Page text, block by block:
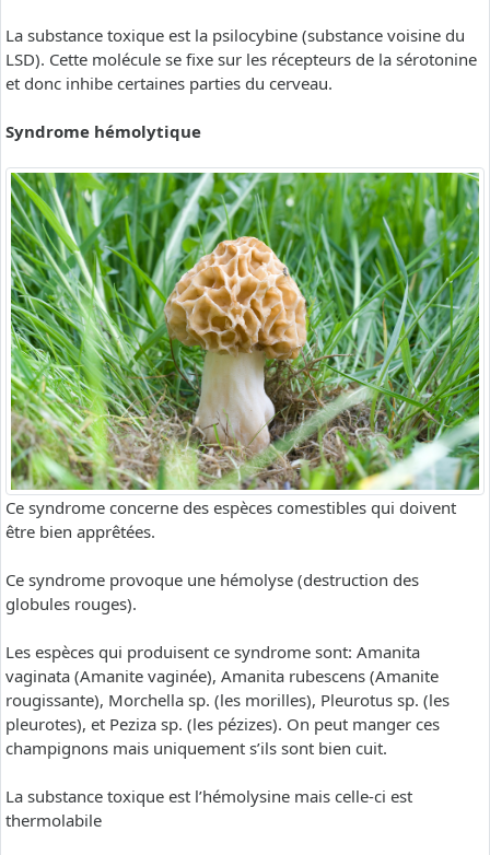
La substance toxique est la psilocybine (substance voisine du
LSD). Cette molécule se fixe sur les récepteurs de la sérotonine
et donc inhibe certaines parties du cerveau.
Syndrome hémolytique
Ce syndrome concerne des espèces comestibles qui doivent
être bien apprêtées.
Ce syndrome provoque une hémolyse (destruction des
globules rouges).
Les espèces qui produisent ce syndrome sont: Amanita
vaginata (Amanite vaginée), Amanita rubescens (Amanite
rougissante), Morchella sp. (les morilles), Pleurotus sp. (les
pleurotes), et Peziza sp. (les pézizes). On peut manger ces
champignons mais uniquement s’ils sont bien cuit.
La substance toxique est l’hémolysine mais celle-ci est
thermolabile